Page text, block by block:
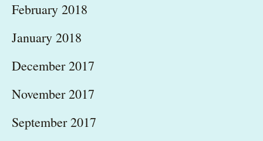
February 2018
January 2018
December 2017
November 2017
September 2017